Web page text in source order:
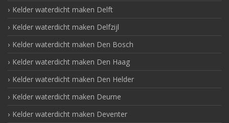
Kelder waterdicht maken Delft
Kelder waterdicht maken Delfzijl
Kelder waterdicht maken Den Bosch
Kelder waterdicht maken Den Haag
Kelder waterdicht maken Den Helder
Kelder waterdicht maken Deurne
Kelder waterdicht maken Deventer